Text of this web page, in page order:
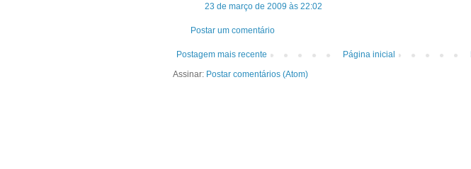
23 de março de 2009 às 22:02
Postar um comentário
Postagem mais recente
Página inicial
Assinar: Postar comentários (Atom)